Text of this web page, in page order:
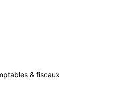
& fiscaux